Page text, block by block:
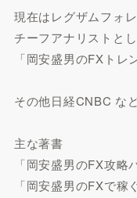
現在はレグザムフォ
チーフアナリストと
「岡安盛男のFXトレ
その他日経CNBC な
主な著書
「岡安盛男のFX攻略
「岡安盛男のFXで稼